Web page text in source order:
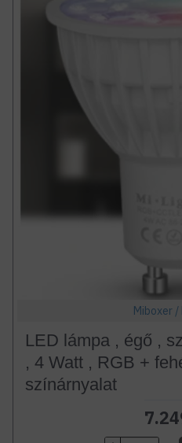
Miboxer
LED lámpa , égő ,
, 4 Watt , RGB +
színárnyalat